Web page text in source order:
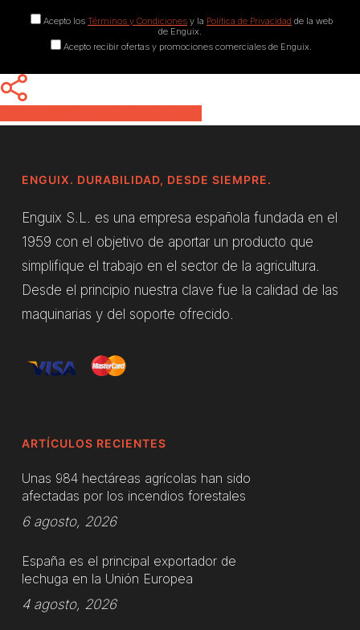
Acepto los Términos y Condicionesy la Política de Privacidad de la web
de Enguix.
Acepto recibir ofertas y promociones comerciales de Enguix.
ENGUIX. DURABILIDAD, DESDE SIEMPRE.
Enguix S.L. es una empresa española fundada en el
1959 con el objetivo de aportar un producto que
simplifique el trabajo en el sector de la agricultura.
Desde el principio nuestra clave fue la calidad de las
maquinarias y del soporte ofrecido.
ARTÍCULOS RECIENTES
Unas 984 hectáreas agrícolas han sido
afectadas por los incendios forestales
6 agosto, 2026
España es el principal exportador de
lechuga en la Unión Europea
4 agosto, 2026